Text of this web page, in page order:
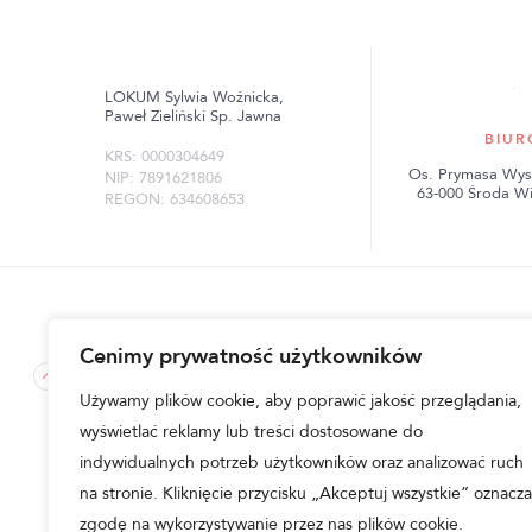
Cenimy prywatność użytkowników
Używamy plików cookie, aby poprawić jakość przeglądania,
wyświetlać reklamy lub treści dostosowane do
indywidualnych potrzeb użytkowników oraz analizować ruch
na stronie. Kliknięcie przycisku „Akceptuj wszystkie” oznacza
zgodę na wykorzystywanie przez nas plików cookie.
LOKUM Sylwia Woźnicka,
Paweł Zieliński Sp. Jawna
KRS: 0000304649
NIP: 7891621806
REGON: 634608653
Os. Prymasa
63-000 Środa
Przedstawione na niniejszej stronie internetowej
ogólny, przewidywany sposób wykonania inwestycji,
otoczeniem i tym samym nie stanowią próbki lub wzoru w
graficzne nie stanowią oferty handlowej w rozumieniu
Zieliński Sp. Jawna.